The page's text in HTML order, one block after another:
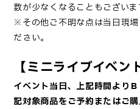
数が少なくなることもございま
※その他ご不明な点は当日現
ださい。
【ミニライブイベン
イベント当日、上記時間より
記対象商品をご予約またはご